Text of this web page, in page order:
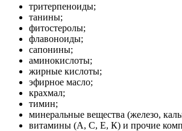
тритерпеноиды;
танины;
фитостеролы;
флавоноиды;
сапонины;
аминокислоты;
жирные кислоты;
эфирное масло;
крахмал;
тимин;
минеральные вещества (железо,
витамины (А, С, Е, К) и прочие